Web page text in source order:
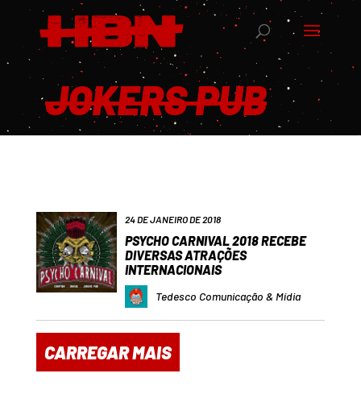
JOKERS PUB
24 DE JANEIRO DE 2018
PSYCHO CARNIVAL 2018 RECEBE
DIVERSAS ATRAÇÕES
INTERNACIONAIS
Tedesco Comunicação & Mídia
CARREGAR MAIS